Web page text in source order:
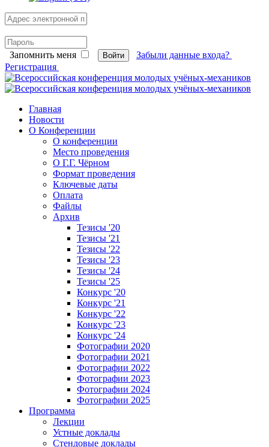
Запомнить меня Войти
Забыли данные входа?
Регистрация
Главная
Новости
О Конференции
О конференции
Место проведения
О Г.Г. Чёрном
Формат проведения
Ключевые даты
Оплата
Файлы
Архив
Тезисы '20
Тезисы '21
Тезисы '22
Тезисы '23
Тезисы '24
Тезисы '25
Конкурс '20
Конкурс '21
Конкурс '22
Конкурс '23
Конкурс '24
Фотографии 2020
Фотографии 2021
Фотографии 2022
Фотографии 2023
Фотографии 2024
Фотографии 2025
Программа
Лекции
Устные доклады
Стендовые доклады